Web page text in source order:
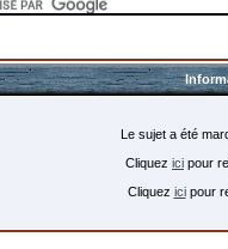
Le sujet a été
Cliquez ici pour
Cliquez icipour